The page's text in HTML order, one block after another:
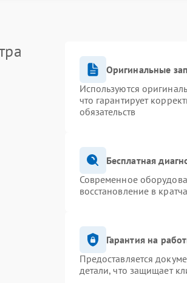
Оригинальные
Используются
что гарантирует
обязательств
Бесплатная
Современное
восстановление в
Гарантия на
Предоставляется
детали, что защищает